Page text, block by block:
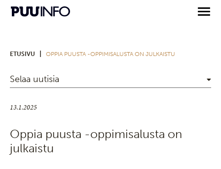
ETUSIVU OPPIA PUUSTA -OPPIMISALUSTA ON JULKAISTU
Selaa uutisia
13.1.2025
Oppia puusta -oppimisalusta on
julkaistu